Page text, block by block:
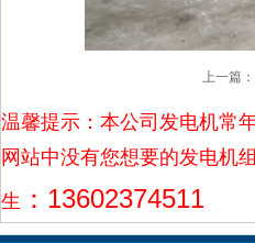
上一篇
温馨提示：本公司发电机常
网站中没有您想要的发电机
生 ：13602374511